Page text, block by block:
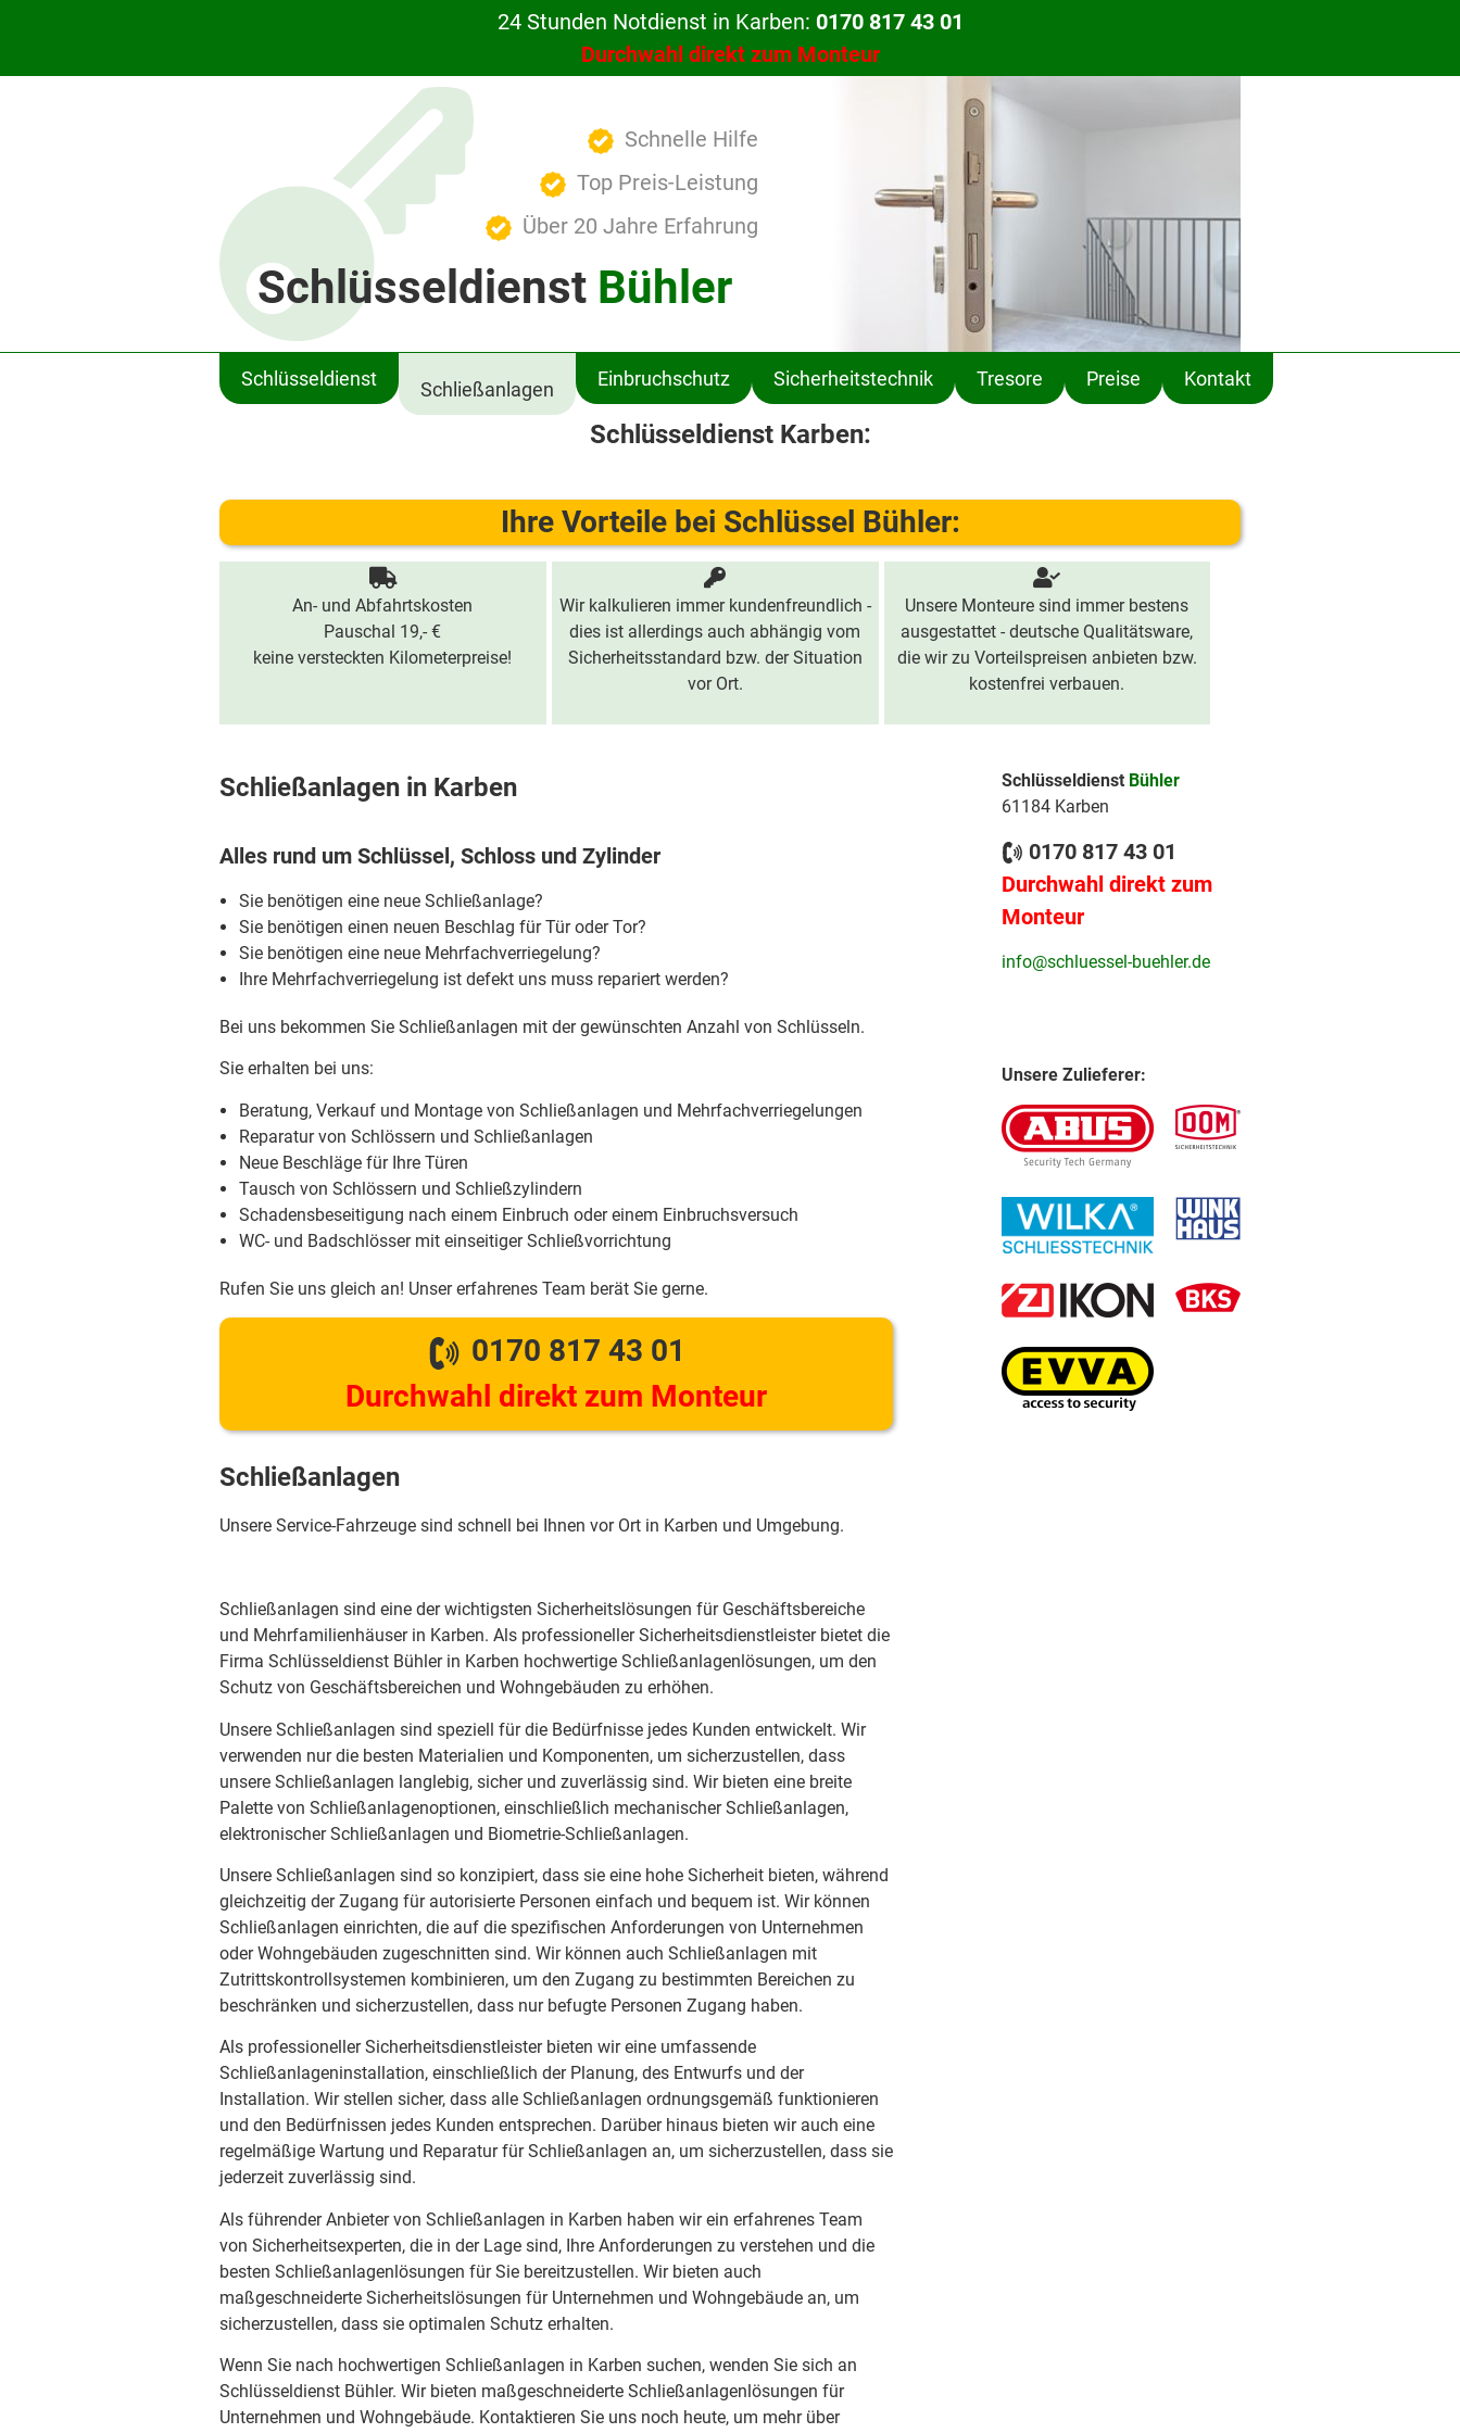
24 Stunden Notdienst in Karben: 0170 817 43 01
Durchwahl direkt zum Monteur
Schnelle Hilfe
Top Preis-Leistung
Über 20 Jahre Erfahrung
Schlüsseldienst Bühler
Schlüsseldienst Schließanlagen Einbruchschutz Sicherheitstechnik Tresore Preise Kontakt
Schlüsseldienst Karben:
Ihre Vorteile bei Schlüssel Bühler:
An- und Abfahrtskosten
Pauschal 19,- €
keine versteckten Kilometerpreise!
Wir kalkulieren immer kundenfreundlich -
dies ist allerdings auch abhängig vom
Sicherheitsstandard bzw. der Situation
vor Ort.
Unsere Monteure sind immer bestens
ausgestattet - deutsche Qualitätsware,
die wir zu Vorteilspreisen anbieten bzw.
kostenfrei verbauen.
Schließanlagen in Karben
Alles rund um Schlüssel, Schloss und Zylinder
Sie benötigen eine neue Schließanlage?
Sie benötigen einen neuen Beschlag für Tür oder Tor?
Sie benötigen eine neue Mehrfachverriegelung?
Ihre Mehrfachverriegelung ist defekt uns muss repariert werden?
Bei uns bekommen Sie Schließanlagen mit der gewünschten Anzahl von Schlüsseln.
Sie erhalten bei uns:
Beratung, Verkauf und Montage von Schließanlagen und Mehrfachverriegelungen
Reparatur von Schlössern und Schließanlagen
Neue Beschläge für Ihre Türen
Tausch von Schlössern und Schließzylindern
Schadensbeseitigung nach einem Einbruch oder einem Einbruchsversuch
WC- und Badschlösser mit einseitiger Schließvorrichtung
Rufen Sie uns gleich an! Unser erfahrenes Team berät Sie gerne.
0170 817 43 01
Durchwahl direkt zum Monteur
Schließanlagen
Unsere Service-Fahrzeuge sind schnell bei Ihnen vor Ort in Karben und Umgebung.
Schließanlagen sind eine der wichtigsten Sicherheitslösungen für Geschäftsbereiche
und Mehrfamilienhäuser in Karben. Als professioneller Sicherheitsdienstleister bietet die
Firma Schlüsseldienst Bühler in Karben hochwertige Schließanlagenlösungen, um den
Schutz von Geschäftsbereichen und Wohngebäuden zu erhöhen.
Unsere Schließanlagen sind speziell für die Bedürfnisse jedes Kunden entwickelt. Wir
verwenden nur die besten Materialien und Komponenten, um sicherzustellen, dass
unsere Schließanlagen langlebig, sicher und zuverlässig sind. Wir bieten eine breite
Palette von Schließanlagenoptionen, einschließlich mechanischer Schließanlagen,
elektronischer Schließanlagen und Biometrie-Schließanlagen.
Unsere Schließanlagen sind so konzipiert, dass sie eine hohe Sicherheit bieten, während
gleichzeitig der Zugang für autorisierte Personen einfach und bequem ist. Wir können
Schließanlagen einrichten, die auf die spezifischen Anforderungen von Unternehmen
oder Wohngebäuden zugeschnitten sind. Wir können auch Schließanlagen mit
Zutrittskontrollsystemen kombinieren, um den Zugang zu bestimmten Bereichen zu
beschränken und sicherzustellen, dass nur befugte Personen Zugang haben.
Als professioneller Sicherheitsdienstleister bieten wir eine umfassende
Schließanlageninstallation, einschließlich der Planung, des Entwurfs und der
Installation. Wir stellen sicher, dass alle Schließanlagen ordnungsgemäß funktionieren
und den Bedürfnissen jedes Kunden entsprechen. Darüber hinaus bieten wir auch eine
regelmäßige Wartung und Reparatur für Schließanlagen an, um sicherzustellen, dass sie
jederzeit zuverlässig sind.
Als führender Anbieter von Schließanlagen in Karben haben wir ein erfahrenes Team
von Sicherheitsexperten, die in der Lage sind, Ihre Anforderungen zu verstehen und die
besten Schließanlagenlösungen für Sie bereitzustellen. Wir bieten auch
maßgeschneiderte Sicherheitslösungen für Unternehmen und Wohngebäude an, um
sicherzustellen, dass sie optimalen Schutz erhalten.
Wenn Sie nach hochwertigen Schließanlagen in Karben suchen, wenden Sie sich an
Schlüsseldienst Bühler. Wir bieten maßgeschneiderte Schließanlagenlösungen für
Unternehmen und Wohngebäude. Kontaktieren Sie uns noch heute, um mehr über
Schlüsseldienst Bühler
61184 Karben
0170 817 43 01
Durchwahl direkt zum
Monteur
info@schluessel-buehler.de
Unsere Zulieferer: